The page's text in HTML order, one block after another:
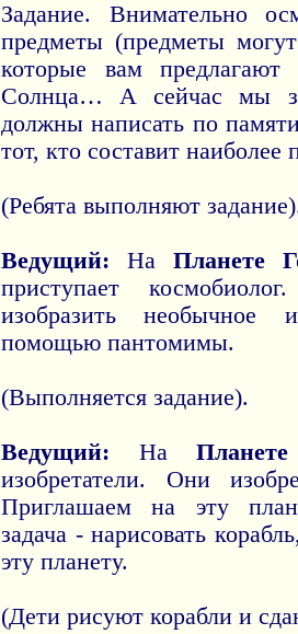
Задание. Внимательно
предметы (предметы
которые вам
Солнца… А сейчас мы
должны написать по
тот, кто составит
(Ребята выполняют
Ведущий: На Планете
приступает
изобразить необычное
помощью пантомимы.
(Выполняется задание).
Ведущий: На
изобретатели. Они
Приглашаем на эту
задача - нарисовать
эту планету.
(Дети рисуют корабли и